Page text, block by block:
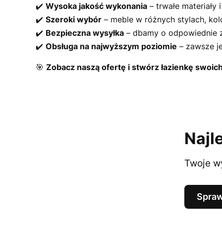
✔️ Wysoka jakość wykonania – trwałe
✔️ Szeroki wybór – meble w różnych stylach,
✔️ Bezpieczna wysyłka – dbamy o odpowiednie
✔️ Obsługa na najwyższym poziomie – zawsze
🎯 Zobacz naszą ofertę i stwórz łazienkę
Twoje